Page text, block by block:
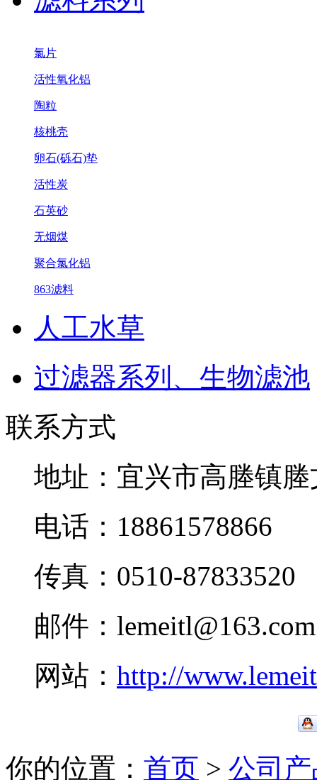
氯片
活性氧化铝
陶粒
核桃壳
卵石(砾石)垫
活性炭
石英砂
无烟煤
聚合氯化铝
863滤料
人工水草
过滤器系列、生物滤池
联系方式
地址：宜兴市高塍镇塍
电话：18861578866
传真：0510-87833520
邮件：lemeitl@163.com
网站： http://
你的位置： 首页 > 公司